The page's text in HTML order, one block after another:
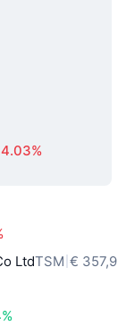
4.03%
LtdTSM € 357,9